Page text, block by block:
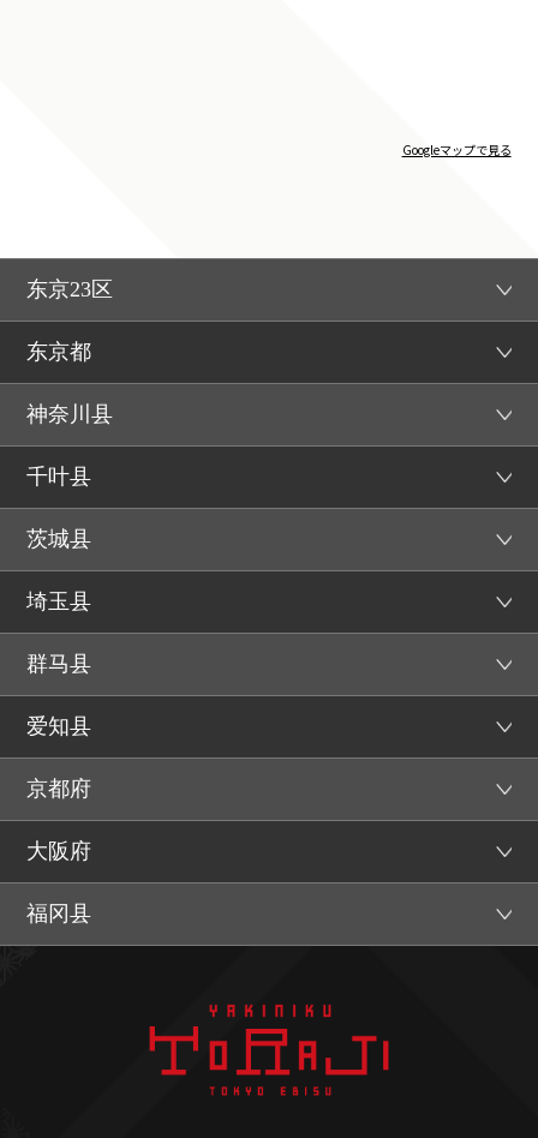
Googleマップで見る
东京23区
东京都
神奈川县
千叶县
茨城县
埼玉县
群马县
爱知县
京都府
大阪府
福冈县